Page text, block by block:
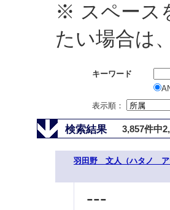
※ スペース
たい場合は
キーワード
表示順：
検索結果 3,857件中
羽田野 文人（ハタノ ア
---